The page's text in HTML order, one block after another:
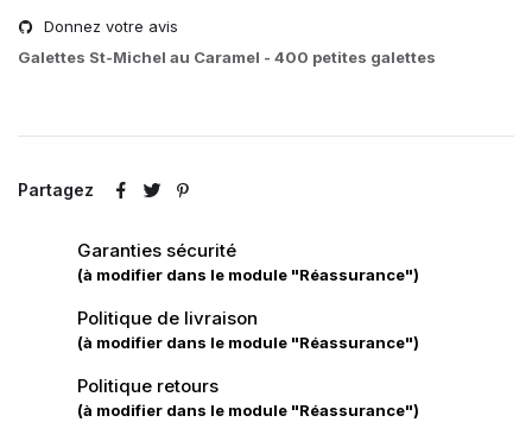
Donnez votre avis
Galettes St-Michel au Caramel - 400 petites galettes
Partagez
Garanties sécurité
(à modifier dans le module "Réassurance")
Politique de livraison
(à modifier dans le module "Réassurance")
Politique retours
(à modifier dans le module "Réassurance")